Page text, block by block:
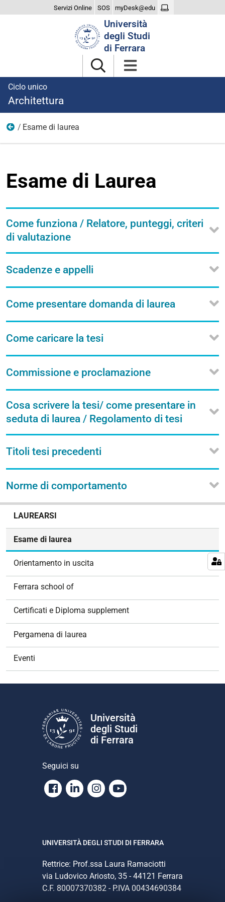
Servizi Online SOS myDesk@edu
Università
degli Studi
di Ferrara
Ciclo unico
Architettura
Laurearsi
Esame di laurea
Esame di Laurea
Come funziona / Relatore, punteggi, criteri
di valutazione
Scadenze e appelli
Come presentare domanda di laurea
Come caricare la tesi
Commissione e proclamazione
Cosa scrivere la tesi/ come presentare in
seduta di laurea / Regolamento di tesi
Titoli tesi precedenti
Norme di comportamento
LAUREARSI
Esame di laurea
Orientamento in uscita
Ferrara school of
Certificati e Diploma supplement
Pergamena di laurea
Eventi
Università
degli Studi
di Ferrara
Seguici su
Facebook
LinkedinInstagram
Youtube
UNIVERSITÀ DEGLI STUDI DI FERRARA
Rettrice: Prof.ssa Laura Ramaciotti
via Ludovico Ariosto, 35 - 44121 Ferrara
C.F. 80007370382 - P.IVA 00434690384